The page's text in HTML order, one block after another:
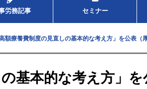
労務記事 セミナー
高額療養費制度の見直しの基本的な考え方」を公表（
基本的な考え方」